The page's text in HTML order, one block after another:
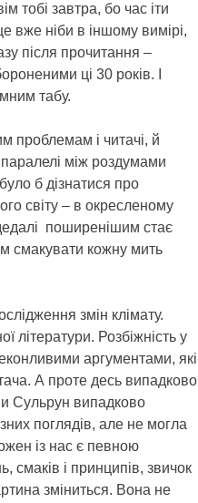
тобі завтра, бо час іти
вже ніби в іншому вимірі,
після прочитання –
ці 30 років. І
табу.
проблемам і читачі, й
між роздумами
б дізнатися про
світу – в окресленому
поширенішим стає
смакувати кожну мить
змін клімату.
літератури. Розбіжність у
аргументами, які
А проте десь випадково
Сульрун випадково
поглядів, але не могла
із нас є певною
смаків і принципів, звичок
зміниться. Вона не